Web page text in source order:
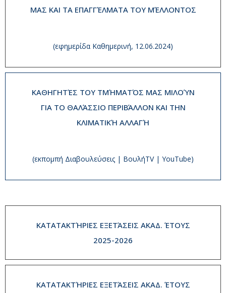
ΜΑΣ ΚΑΙ ΤΑ ΕΠΑΓΓΈΛΜΑΤΑ ΤΟΥ ΜΈΛΛΟΝΤΟΣ
(εφημερίδα Καθημερινή, 12.06.2024)
ΚΑΘΗΓΗΤΈΣ ΤΟΥ ΤΜΉΜΑΤΌΣ ΜΑΣ ΜΙΛΟΎΝ
ΓΙΑ ΤΟ ΘΑΛΆΣΣΙΟ ΠΕΡΙΒΆΛΛΟΝ ΚΑΙ ΤΗΝ
ΚΛΙΜΑΤΙΚΉ ΑΛΛΑΓΉ
(εκπομπή Διαβουλεύσεις | ΒουλήTV | YouTube)
ΚΑΤΑΤΑΚΤΉΡΙΕΣ ΕΞΕΤΆΣΕΙΣ ΑΚΑΔ. ΈΤΟΥΣ
2025-2026
ΚΑΤΑΤΑΚΤΉΡΙΕΣ ΕΞΕΤΆΣΕΙΣ ΑΚΑΔ. ΈΤΟΥΣ